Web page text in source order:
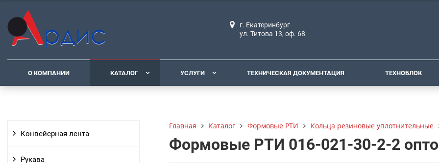
г. Екатеринбург
ул. Титова 13, оф. 68
О КОМПАНИИ КАТАЛОГ УСЛУГИ ТЕХНИЧЕСКАЯ ДОКУМЕНТАЦИЯ ТЕХНОБЛОК
Конвейерная лента
Рукава
Главная Каталог Формовые РТИ Кольца резиновые уплотнительные
Формовые РТИ 016-021-30-2-2